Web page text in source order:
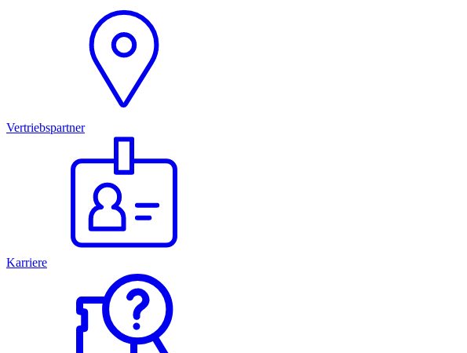
Vertriebspartner
Karriere